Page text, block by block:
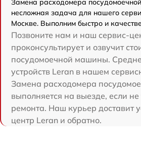
Замена расходомера
несложная задача для нашего
Москве. Выполним быстро и
Позвоните нам и наш сервис-
проконсультирует и озвучит
посудомоечной машины.
устройств Leran в нашем
Замена расходомера
выполняется на выезде, если не
ремонта. Наш курьер доставит
центр Leran и обратно.